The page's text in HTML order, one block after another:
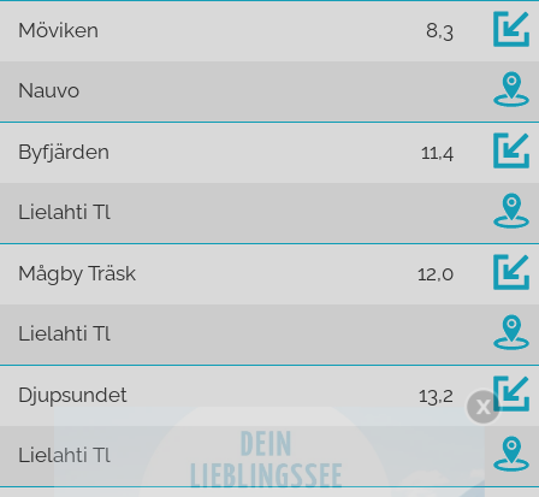
Möviken 8,3
Nauvo
Byfjärden 11,4
Lielahti Tl
Mågby Träsk 12,0
Lielahti Tl
Djupsundet 13,2
Lielahti Tl